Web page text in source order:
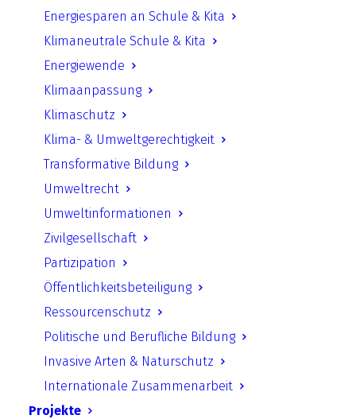
Energiesparen an Schule & Kita
Klimaneutrale Schule & Kita
Energiewende
Klimaanpassung
Klimaschutz
Klima- & Umweltgerechtigkeit
Transformative Bildung
Umweltrecht
Umweltinformationen
Zivilgesellschaft
Partizipation
Öffentlichkeitsbeteiligung
Ressourcenschutz
Politische und Berufliche Bildung
Invasive Arten & Naturschutz
Internationale Zusammenarbeit
Projekte
Fernunterricht: Auswirkungen
von Corona auf den
Klimaschutz
by Jonas Rüffer